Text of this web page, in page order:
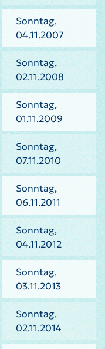
Sonntag,
04.11.2007
Sonntag,
02.11.2008
Sonntag,
01.11.2009
Sonntag,
07.11.2010
Sonntag,
06.11.2011
Sonntag,
04.11.2012
Sonntag,
03.11.2013
Sonntag,
02.11.2014